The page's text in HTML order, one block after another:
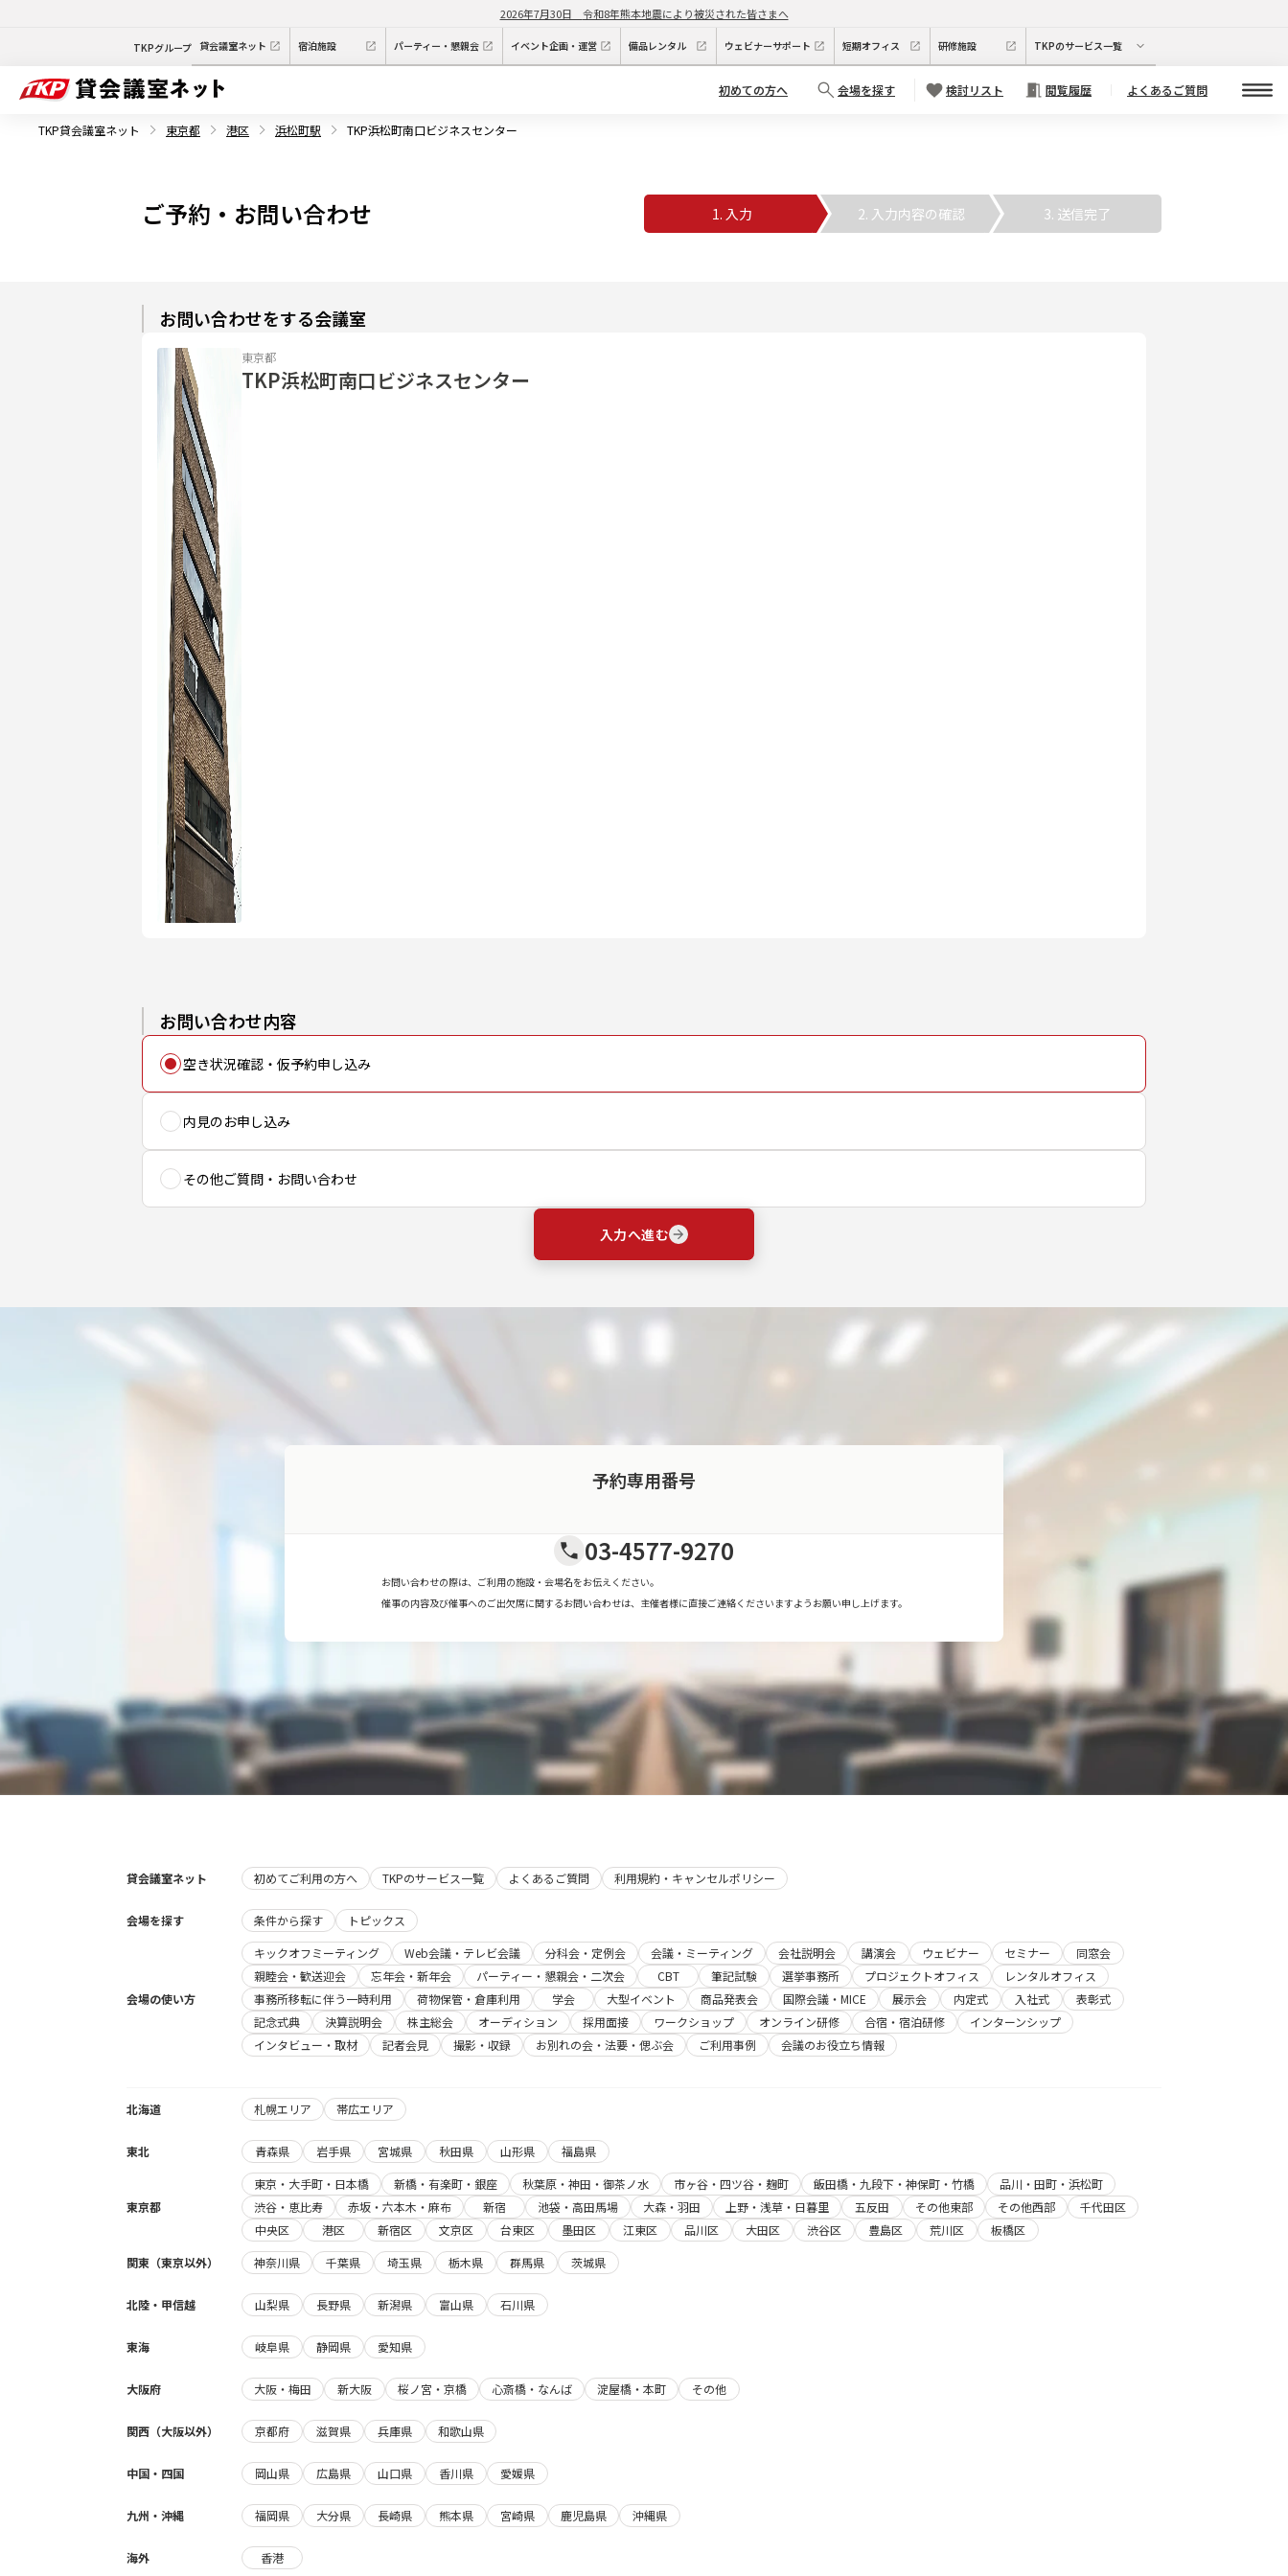
2026年7月30日 令和8年熊本地震により被災された皆さまへ
TKPグループ 貸会議室ネット 宿泊施設 パーティー・懇親会 イベント企画・運営 備品レンタル ウェビナーサポート 短期オフィス 研修施設 TKPのサービス一覧
初めての方へ 会場を探す 検討リスト 閲覧履歴 よくあるご質問
TKP貸会議室ネット 東京都 港区 浜松町駅 TKP浜松町南口ビジネスセンター
ご予約・お問い合わせ 1. 入力 2. 入力内容の確認 3. 送信完了
お問い合わせをする会議室
東京都
TKP浜松町南口ビジネスセンター
お問い合わせ内容
空き状況確認・仮予約申し込み
内見のお申し込み
その他ご質問・お問い合わせ
入力へ進む
予約専用番号
03-4577-9270
お問い合わせの際は、ご利用の施設・会場名をお伝えください。
催事の内容及び催事へのご出欠席に関するお問い合わせは、主催者様に直接ご連絡くださいますようお願い申し上げます。
貸会議室ネット 初めてご利用の方へ TKPのサービス一覧 よくあるご質問 利用規約・キャンセルポリシー
会場を探す 条件から探す トピックス
会場の使い方
キックオフミーティング Web会議・テレビ会議 分科会・定例会 会議・ミーティング 会社説明会 講演会 ウェビナー セミナー
同窓会
親睦会・歓送迎会
忘年会・新年会 パーティー・懇親会・二次会 CBT 筆記試験 選挙事務所 プロジェクトオフィス
レンタルオフィス
事務所移転に伴う一時利用
荷物保管・倉庫利用 学会 大型イベント 商品発表会 国際会議・MICE 展示会 内定式 入社式
表彰式
記念式典
決算説明会 株主総会 オーディション 採用面接 ワークショップ オンライン研修 合宿・宿泊研修
インターンシップ
インタビュー・取材
記者会見 撮影・収録 お別れの会・法要・偲ぶ会 ご利用事例 会議のお役立ち情報
北海道 札幌エリア 帯広エリア
東北 青森県 岩手県 宮城県 秋田県 山形県 福島県
東京都
東京・大手町・日本橋 新橋・有楽町・銀座 秋葉原・神田・御茶ノ水 市ヶ谷・四ツ谷・麹町 飯田橋・九段下・神保町・竹橋
品川・田町・浜松町
渋谷・恵比寿
赤坂・六本木・麻布 新宿 池袋・高田馬場 大森・羽田 上野・浅草・日暮里 五反田 その他東部 その他西部
千代田区
中央区
港区 新宿区 文京区 台東区 墨田区 江東区 品川区 大田区 渋谷区 豊島区 荒川区
板橋区
関東（東京以外）
神奈川県 千葉県 埼玉県 栃木県 群馬県 茨城県
北陸・甲信越 山梨県 長野県 新潟県 富山県 石川県
東海 岐阜県 静岡県 愛知県
大阪府 大阪・梅田 新大阪 桜ノ宮・京橋 心斎橋・なんば 淀屋橋・本町 その他
関西（大阪以外） 京都府 滋賀県 兵庫県 和歌山県
中国・四国 岡山県 広島県 山口県 香川県 愛媛県
九州・沖縄 福岡県 大分県 長崎県 熊本県 宮崎県 鹿児島県 沖縄県
海外 香港